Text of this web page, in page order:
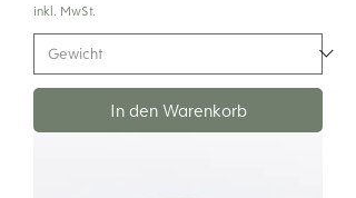
inkl. MwSt.
In den Warenkorb